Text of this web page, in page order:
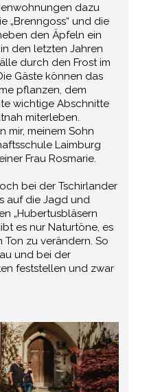
dazu
„Brenngoss“ und die
den Äpfeln ein
den letzten Jahren
durch den Frost im
Gäste können das
pflanzen, dem
wichtige Abschnitte
miterleben.
mir, meinem Sohn
Laimburg
Frau Rosmarie.
bei der Tschirlander
auf die Jagd und
„Hubertusbläsern
es nur Naturtöne, es
Ton zu verändern. So
und bei der
feststellen und zwar